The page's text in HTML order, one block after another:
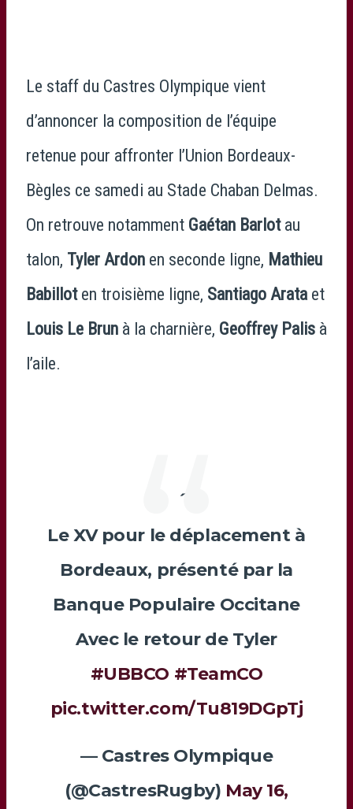
Le staff du Castres Olympique vient
d’annoncer la composition de l’équipe
retenue pour affronter l’Union Bordeaux-
Bègles ce samedi au Stade Chaban Delmas.
On retrouve notamment Gaétan Barlotau
talon, Tyler Ardon en seconde ligne, Mathieu
Babilloten troisième ligne, Santiago Arata et
Louis Le Brun à la charnière, Geoffrey Palis à
l’aile.
Le XV pour le déplacement à
Bordeaux, présenté par la
Banque Populaire Occitane
Avec le retour de Tyler
#UBBCO #TeamCO
pic.twitter.com/Tu819DGpTj
— Castres Olympique
(@CastresRugby) May 16,